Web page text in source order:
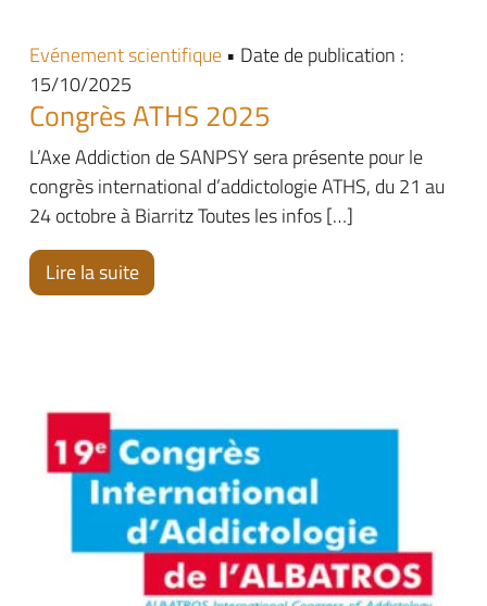
Evénement scientifique • Date de publication :
15/10/2025
Congrès ATHS 2025
L’Axe Addiction de SANPSY sera présente pour le
congrès international d’addictologie ATHS, du 21 au
24 octobre à Biarritz Toutes les infos […]
Lire la suite